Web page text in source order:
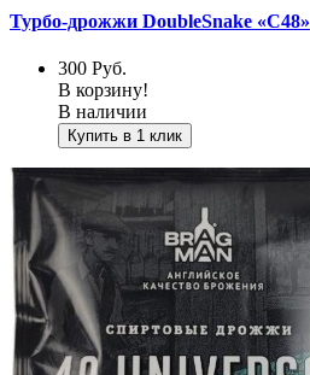
Турбо-дрожжи DoubleSnake «С48»
300 Руб.
В корзину!
В наличии
Купить в 1 клик